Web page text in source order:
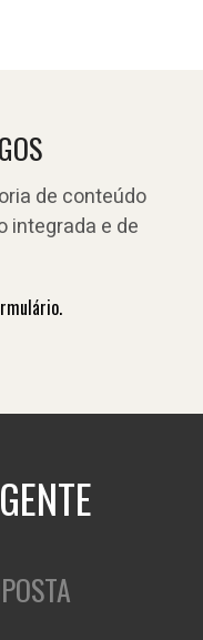
de conteúdo
integrada e de